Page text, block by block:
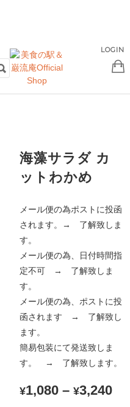
LOGIN
海藻サラダ カ
ットわかめ
メール便の為ポストに投函
されます。→ 了解致しま
す。
メール便の為、日付時間指
定不可 → 了解致しま
す。
メール便の為、ポストに投
函されます → 了解致し
ます。
簡易包装にて発送致しま
す。 → 了解致します。
¥1,080 – ¥3,240